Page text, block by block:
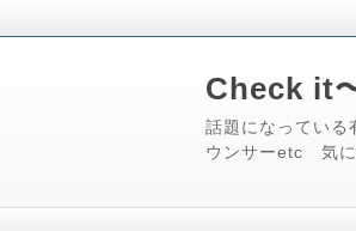
Check it
話題になっている
ウンサーetc 気に